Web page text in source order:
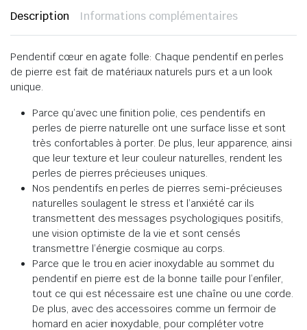
Description Informations complémentaires
Pendentif cœur en agate folle: Chaque pendentif en perles
de pierre est fait de matériaux naturels purs et a un look
unique.
Parce qu’avec une finition polie, ces pendentifs en
perles de pierre naturelle ont une surface lisse et sont
très confortables à porter. De plus, leur apparence, ainsi
que leur texture et leur couleur naturelles, rendent les
perles de pierres précieuses uniques.
Nos pendentifs en perles de pierres semi-précieuses
naturelles soulagent le stress et l’anxiété car ils
transmettent des messages psychologiques positifs,
une vision optimiste de la vie et sont censés
transmettre l’énergie cosmique au corps.
Parce que le trou en acier inoxydable au sommet du
pendentif en pierre est de la bonne taille pour l’enfiler,
tout ce qui est nécessaire est une chaîne ou une corde.
De plus, avec des accessoires comme un fermoir de
homard en acier inoxydable, pour compléter votre